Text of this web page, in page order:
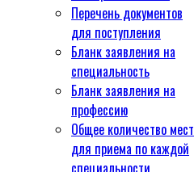
Перечень документов
для поступления
Бланк заявления на
специальность
Бланк заявления на
профессию
Общее количество мест
для приема по каждой
специальности